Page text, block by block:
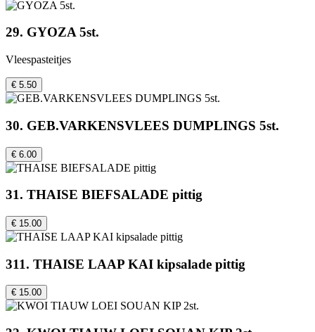
29. GYOZA 5st.
Vleespasteitjes
€ 5.50
30. GEB.VARKENSVLEES DUMPLINGS 5st.
€ 6.00
31. THAISE BIEFSALADE pittig
€ 15.00
311. THAISE LAAP KAI kipsalade pittig
€ 15.00